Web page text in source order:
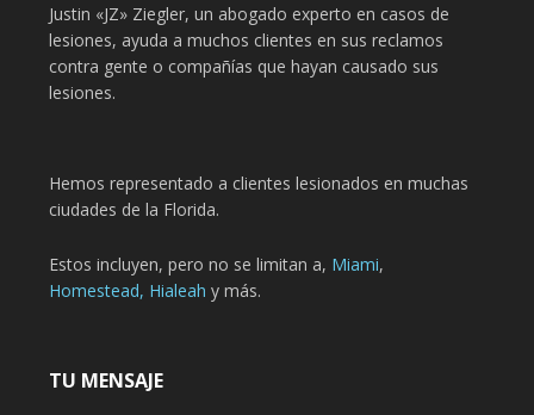
Justin «JZ» Ziegler, un abogado experto en casos de
lesiones, ayuda a muchos clientes en sus reclamos
contra gente o compañías que hayan causado sus
lesiones.
Hemos representado a clientes lesionados en muchas
ciudades de la Florida.
Estos incluyen, pero no se limitan a, Miami,
Homestead, Hialeah y más.
TU MENSAJE